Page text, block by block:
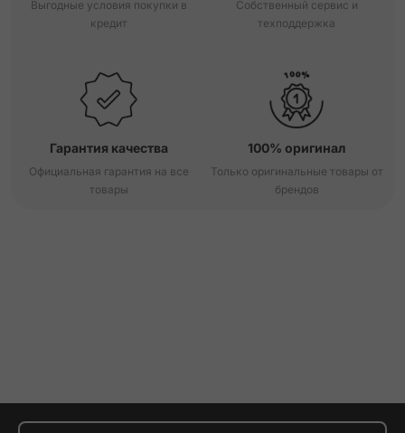
Выгодные условия покупки в
кредит
Собственный сервис и
техподдержка
Гарантия качества
Официальная гарантия на все
товары
100% оригинал
Только оригинальные товары от
брендов